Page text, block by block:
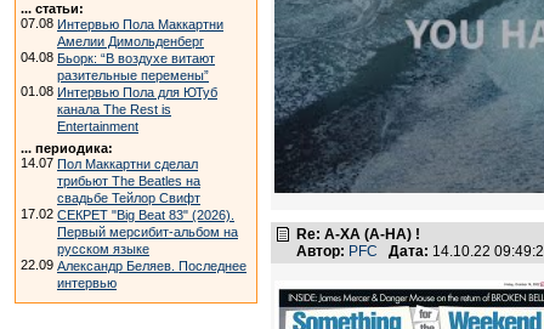
... статьи:
07.08 Интервью Пола Маккартни
Амелии Димольденберг
04.08 Бьорк: “В воздухе витают
разительные перемены”
01.08 Интервью Пола для ЮТуб
канала The Rest is
Entertainment
... периодика:
14.07 Пол Маккартни сделал
трибьют The Beatles на
свадьбе Тейлор Свифт
17.02 СЕКРЕТ "Big Beat 83" (2026).
Первый мерсибит-альбом на
русском языке
22.09 Александр Беляев. Последнее
интервью
Re: А-ХА (A-HA) !
Автор: PFC Дата: 14.10.22